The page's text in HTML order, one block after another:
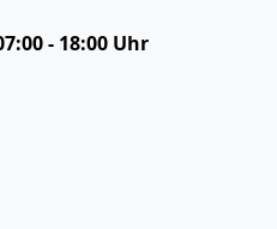
- 18:00 Uhr